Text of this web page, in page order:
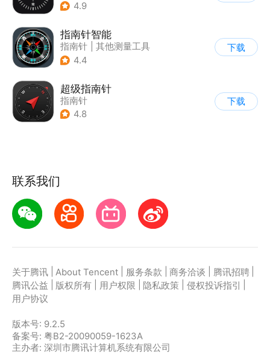
4.9
指南针智能
指南针
其他测量工具
4.4
下载
超级指南针
指南针
4.8
下载
联系我们
关于腾讯 About Tencent 服务条款 商务洽谈 腾讯招聘
腾讯公益
版权所有 用户权限 隐私政策 侵权投诉指引
用户协议
版本号: 9.2.5
备案号: 粤B2-20090059-1623A
主办者: 深圳市腾讯计算机系统有限公司